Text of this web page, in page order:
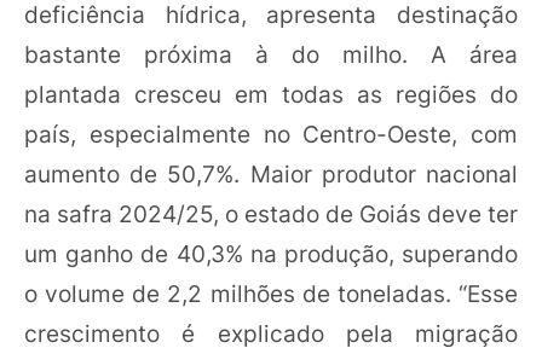
deficiência hídrica, apresenta destinação
bastante próxima à do milho. A área
plantada cresceu em todas as regiões do
país, especialmente no Centro-Oeste, com
aumento de 50,7%. Maior produtor nacional
na safra 2024/25, o estado de Goiás deve ter
um ganho de 40,3% na produção, superando
o volume de 2,2 milhões de toneladas. “Esse
crescimento é explicado pela migração